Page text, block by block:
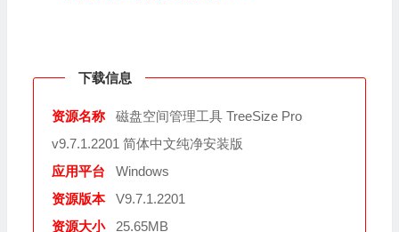
下载信息
资源名称
磁盘空间管理工具 TreeSize Pro
v9.7.1.2201 简体中文纯净安装版
应用平台
Windows
资源版本
V9.7.1.2201
资源大小
25.65MB